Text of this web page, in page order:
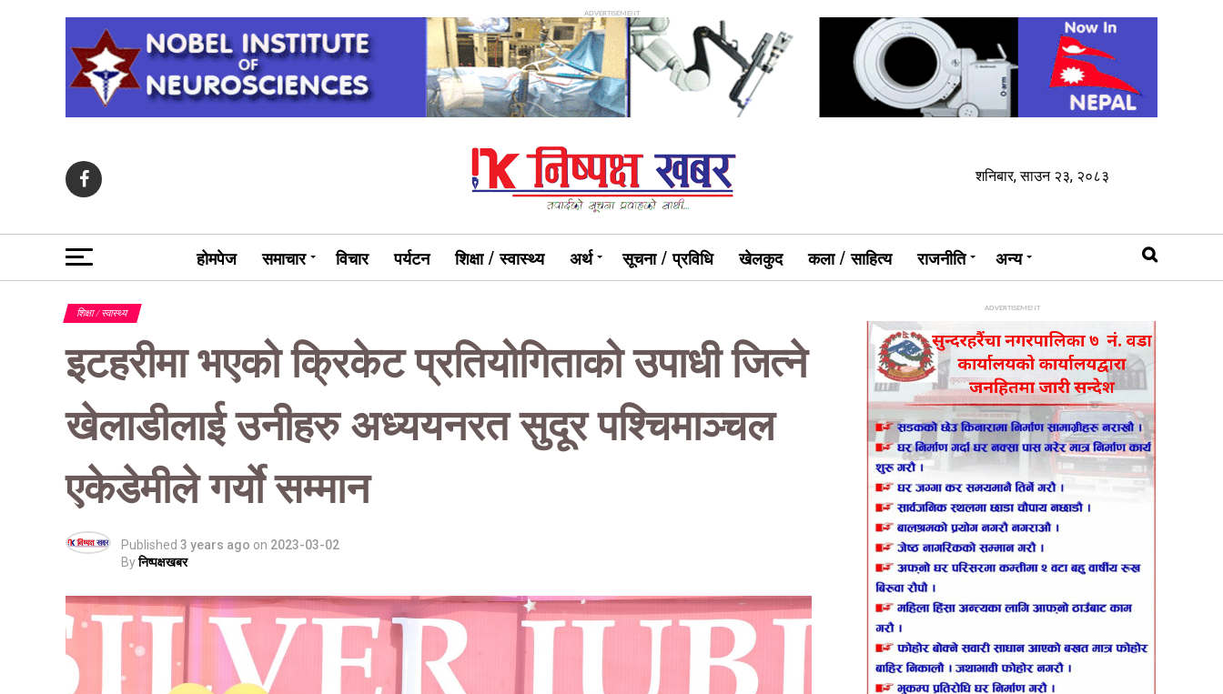
ADVERTISEMENT
शनिबार, साउन २३, २०८३
होमपेज समाचार विचार पर्यटन शिक्षा / स्वास्थ्य अर्थ सूचना / प्रविधि खेलकुद कला / साहित्य राजनीति अन्य
शिक्षा / स्वास्थ्य
इटहरीमा भएको क्रिकेट प्रतियोगिताको उपाधी जित्ने
खेलाडीलाई उनीहरु अध्ययनरत सुदूर पश्चिमाञ्चल
एकेडेमीले गर्याे सम्मान
Published 3 years ago on 2023-03-02
Byनिष्पक्षखबर
ADVERTISEMENT